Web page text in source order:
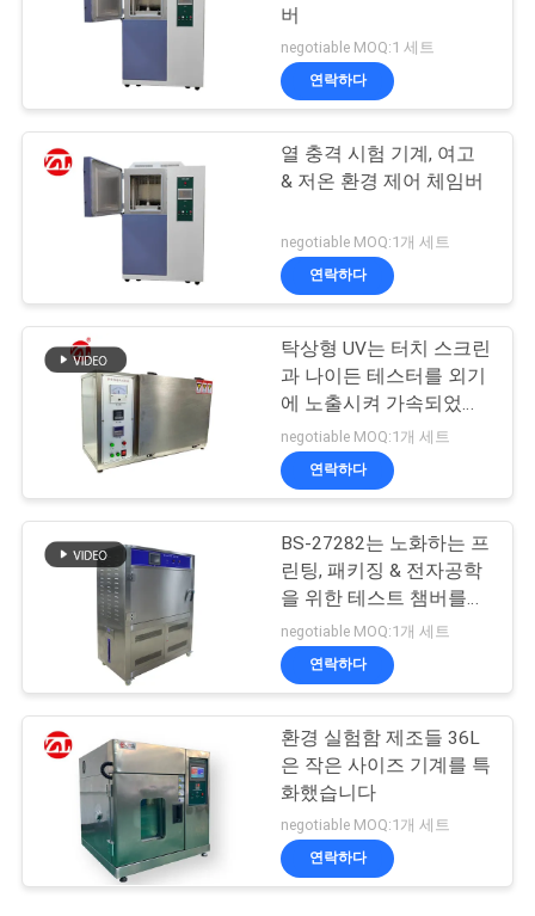
구
하
VR
SHOW
이
PRIVACY
POLICY
환경 테스트 챔버
포장 시험 장비
105
헬멧 시험기
51
버
negotiable MOQ:1 세트
연락하다
열 충격 시험 기계, 여고
& 저온 환경 제어 체임버
negotiable MOQ:1개 세트
연락하다
탁상형 UV는 터치 스크린
과 나이든 테스터를 외기
에 노출시켜 가속되었습
니다
negotiable MOQ:1개 세트
연락하다
BS-27282는 노화하는 프
린팅, 패키징 & 전자공학
을 위한 테스트 챔버를
QUV UV를 사각처리합니
다
negotiable MOQ:1개 세트
연락하다
환경 실험함 제조들 36L
은 작은 사이즈 기계를 특
화했습니다
negotiable MOQ:1개 세트
연락하다